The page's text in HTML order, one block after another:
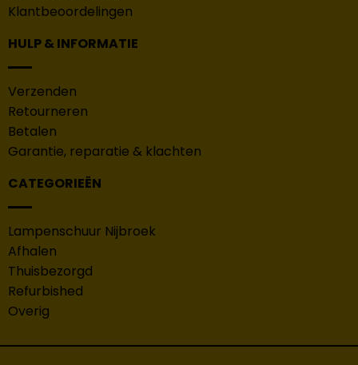
Klantbeoordelingen
HULP & INFORMATIE
Verzenden
Retourneren
Betalen
Garantie, reparatie & klachten
CATEGORIEËN
Lampenschuur Nijbroek
Afhalen
Thuisbezorgd
Refurbished
Overig